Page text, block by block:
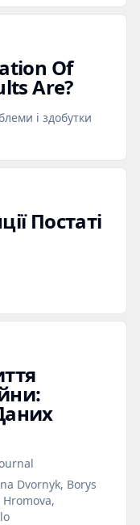
Of
Are?
і здобутки
Постаті
Dvornyk, Borys